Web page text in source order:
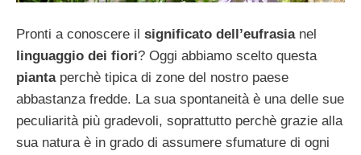
Pronti a conoscere il significato dell’eufrasianel
linguaggio dei fiori? Oggi abbiamo scelto questa
piantaperchè tipica di zone del nostro paese
abbastanza fredde. La sua spontaneità è una delle sue
peculiarità più gradevoli, soprattutto perchè grazie alla
sua natura è in grado di assumere sfumature di ogni